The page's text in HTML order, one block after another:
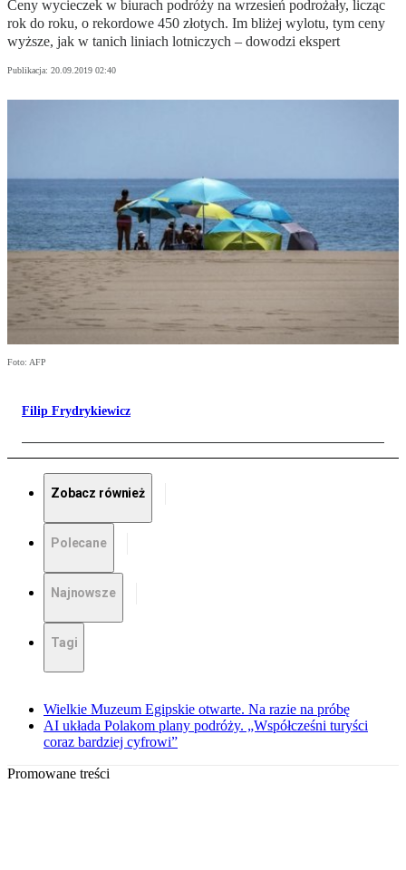
Ceny wycieczek w biurach podróży na wrzesień podrożały, licząc
rok do roku, o rekordowe 450 złotych. Im bliżej wylotu, tym ceny
wyższe, jak w tanich liniach lotniczych – dowodzi ekspert
Publikacja: 20.09.2019 02:40
Foto: AFP
Filip Frydrykiewicz
Zobacz również
Polecane
Najnowsze
Tagi
Wielkie Muzeum Egipskie otwarte. Na razie na próbę
AI układa Polakom plany podróży. „Współcześni turyści
coraz bardziej cyfrowi”
Promowane treści